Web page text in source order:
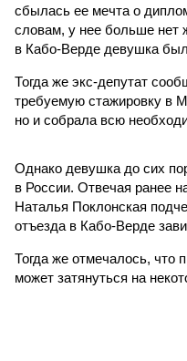
сбылась ее мечта о
словам, у нее больше нет
в Кабо-Верде девушка
Тогда же экс-депутат
требуемую стажировку в
но и собрала всю
Однако девушка до сих
в России. Отвечая ранее
Наталья Поклонская
отъезда в Кабо-Верде
Тогда же отмечалось, что
может затянуться на